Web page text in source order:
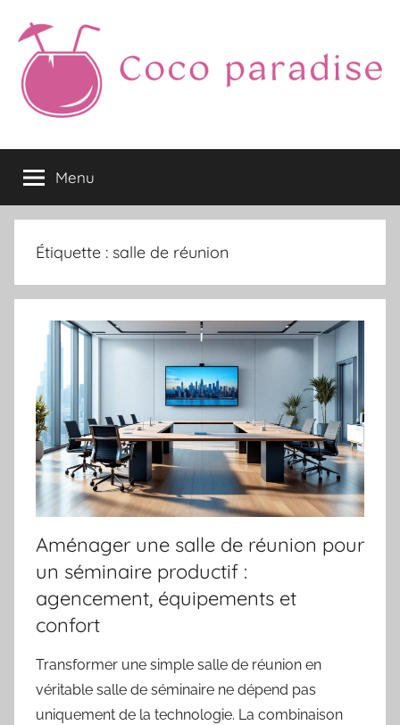
contenu
Coco
paradise
Menu
Étiquette : salle de réunion
Aménager une salle de réunion pour
un séminaire productif :
agencement, équipements et
confort
Transformer une simple salle de réunion en
véritable salle de séminaire ne dépend pas
uniquement de la technologie. La combinaison